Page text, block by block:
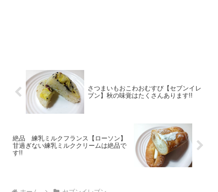
さつまいもおこわおむすび【セブンイレ
ブン】秋の味覚はたくさんあります!!
絶品 練乳ミルクフランス【ローソン】
甘過ぎない練乳ミルククリームは絶品で
す!!